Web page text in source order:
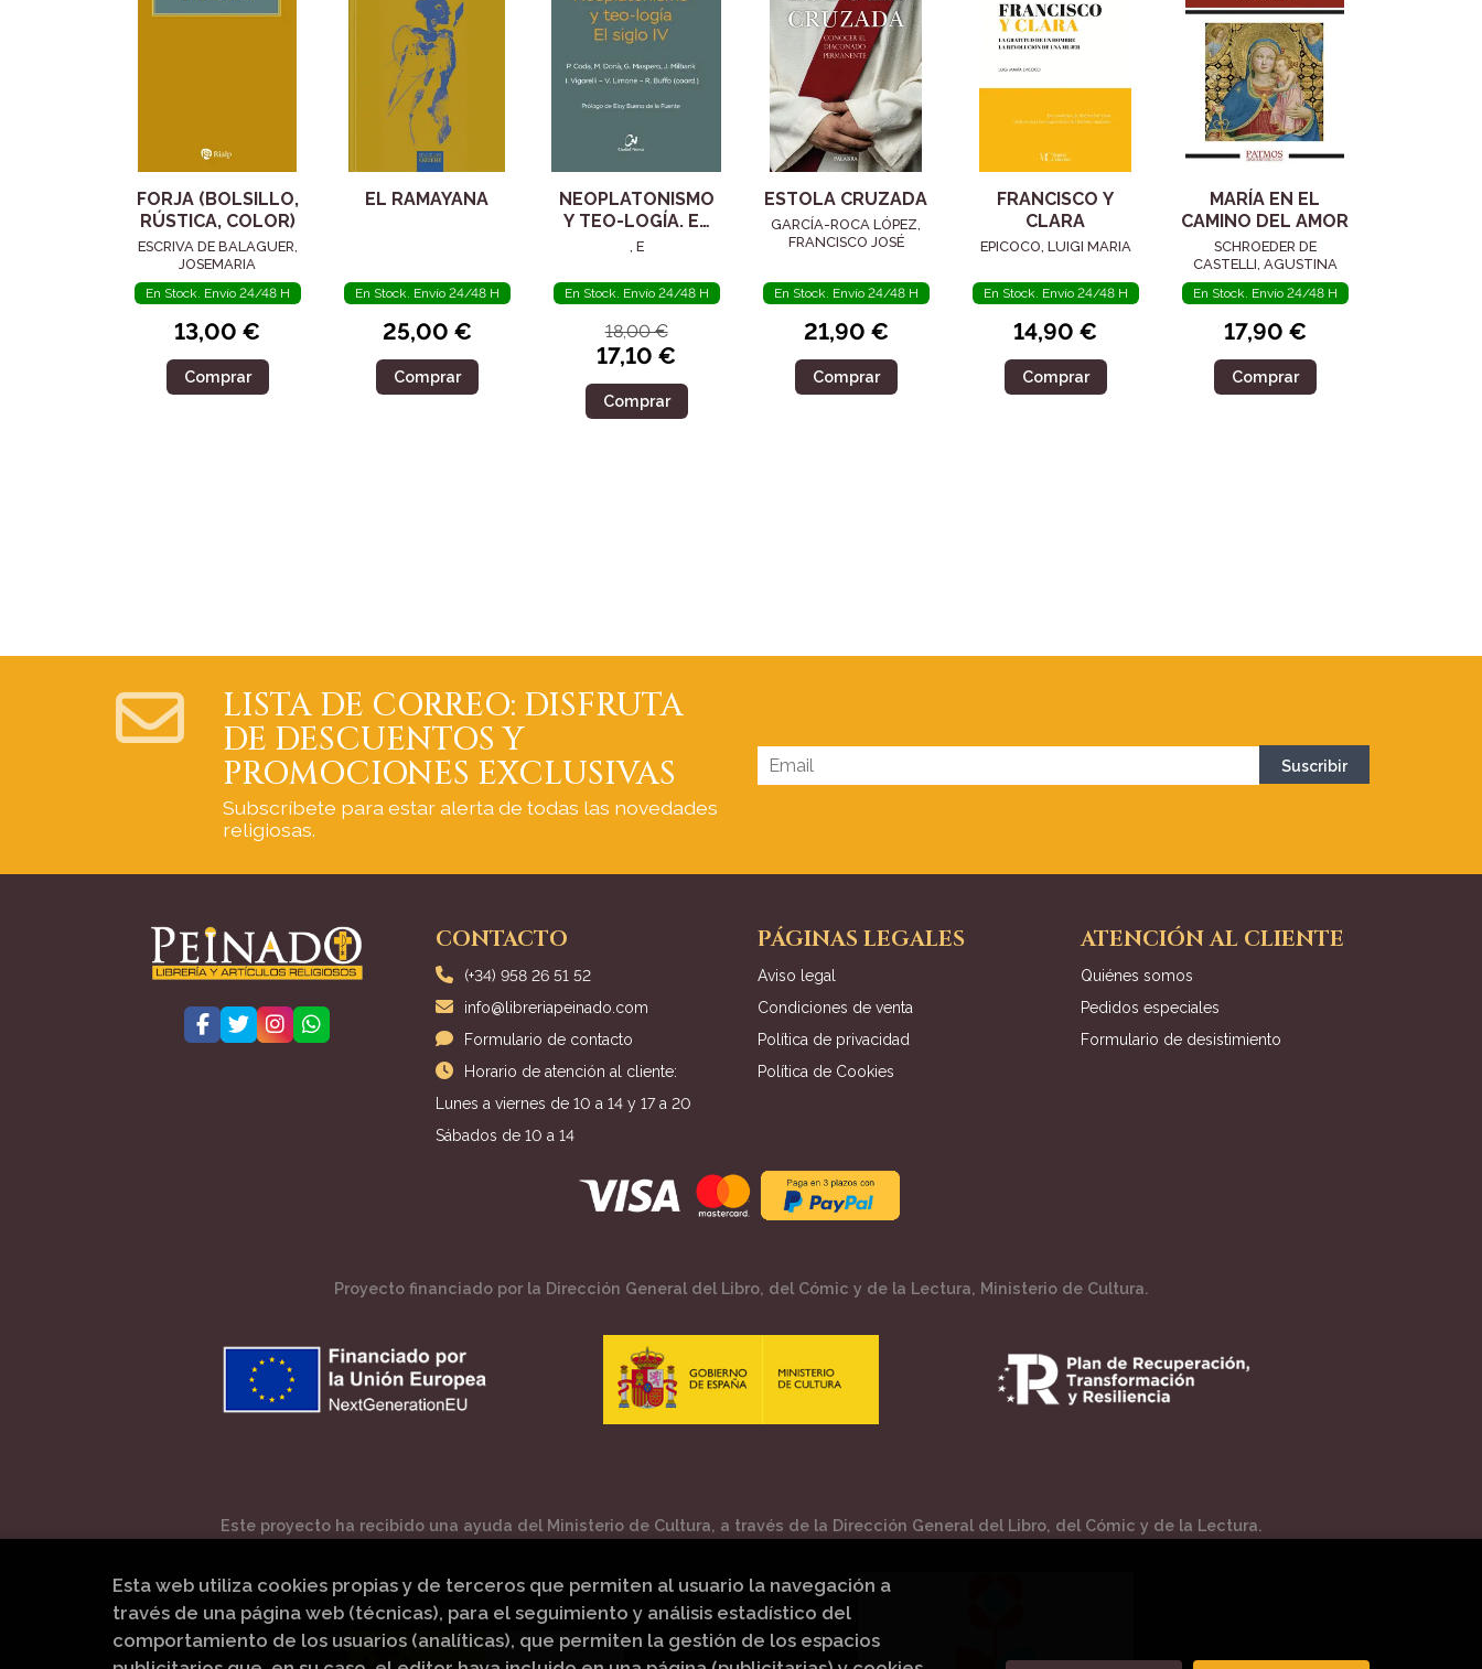
FORJA (BOLSILLO,
RÚSTICA, COLOR)
ESCRIVA DE BALAGUER,
JOSEMARIA
En Stock. Envío 24/48 H
13,00 €
Comprar
EL RAMAYANA
En Stock. Envío 24/48 H
25,00 €
Comprar
NEOPLATONISMO
Y TEO-LOGÍA. EL
SIGLO IV
, E
En Stock. Envío 24/48 H
18,00 €
17,10 €
Comprar
ESTOLA CRUZADA
GARCÍA-ROCA LÓPEZ,
FRANCISCO JOSÉ
En Stock. Envío 24/48 H
21,90 €
Comprar
FRANCISCO Y
CLARA
EPICOCO, LUIGI MARIA
En Stock. Envío 24/48 H
14,90 €
Comprar
MARÍA EN EL
CAMINO DEL AMOR
SCHROEDER DE
CASTELLI, AGUSTINA
En Stock. Envío 24/48 H
17,90 €
Comprar
LISTA DE CORREO: DISFRUTA
DE DESCUENTOS Y
PROMOCIONES EXCLUSIVAS
Subscríbete para estar alerta de todas las novedades
religiosas.
CONTACTO
(+34) 958 26 51 52
info@libreriapeinado.com
Formulario de contacto
Horario de atención al cliente:
Lunes a viernes de 10 a 14 y 17 a 20
Sábados de 10 a 14
PÁGINAS LEGALES
Aviso legal
Condiciones de venta
Política de privacidad
Política de Cookies
ATENCIÓN AL CLIENTE
Quiénes somos
Pedidos especiales
Formulario de desistimiento
Proyecto financiado por la Dirección General del Libro, del Cómic y de la Lectura, Ministerio de Cultura.
Este proyecto ha recibido una ayuda del Ministerio de Cultura, a través de la Dirección General del Libro, del Cómic y de la Lectura.
Esta web utiliza cookies propias y de terceros que permiten al usuario la navegación a
través de una página web (técnicas), para el seguimiento y análisis estadístico del
comportamiento de los usuarios (analíticas), que permiten la gestión de los espacios